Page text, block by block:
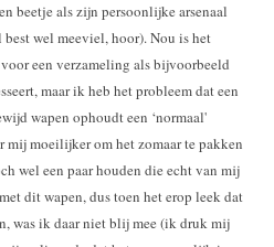
beetje als zijn persoonlijke arsenaal
wel meeviel, hoor). Nou is het
een verzameling als bijvoorbeeld
maar ik heb het probleem dat een
wapen ophoudt een ‘normaal'
mij moeilijker om het zomaar te pakken
wel een paar houden die echt van mij
dit wapen, dus toen het erop leek dat
was ik daar niet blij mee (ik druk mij